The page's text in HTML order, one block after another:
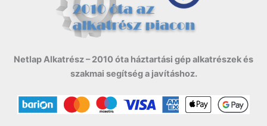
Netlap Alkatrész – 2010 óta háztartási gép alkatrészek és
szakmai segítség a javításhoz.